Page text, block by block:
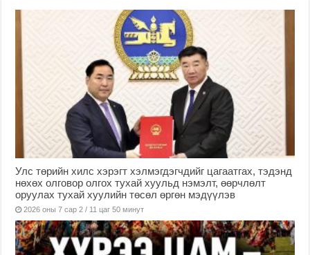
Улс төрийн хилс хэрэгт хэлмэгдэгчдийг цагаатгах, тэдэнд
нөхөх олговор олгох тухай хуульд нэмэлт, өөрчлөлт
оруулах тухай хуулийн төсөл өргөн мэдүүлэв
2026 оны 7 сар 2 / 11 цаг 50 минут